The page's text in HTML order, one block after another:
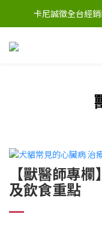
卡尼誠徵全台經
【獸醫師專
及飲食重點